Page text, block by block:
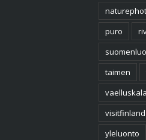
puro
taimen
vaelluskala
visitfinland
yleluonto